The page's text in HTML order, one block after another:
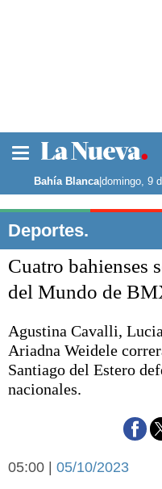
Noticias
Deportes
Bahía Blanca|domingo, 9
Deportes.
Cuatro bahienses
del Mundo de
Agustina Cavalli,
Ariadna Weidele
Santiago del Estero
nacionales.
05:00 | 05/10/2023